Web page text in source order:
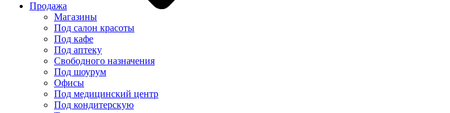
Продажа
Магазины
Под салон красоты
Под кафе
Под аптеку
Свободного назначения
Под шоурум
Офисы
Под медицинский центр
Под кондитерскую